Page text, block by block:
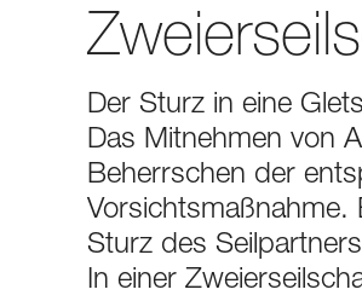
Der Sturz in eine
Das Mitnehmen von
Beherrschen der
Vorsichtsmaßnahme.
Sturz des
In einer